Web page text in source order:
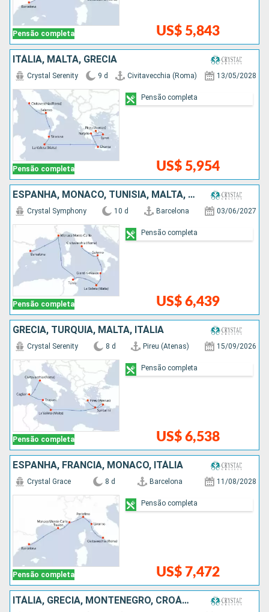
Pensão completa US$ 5,843
ITÁLIA, MALTA, GRÉCIA
Pensão completa
Crystal Serenity 9 d Civitavecchia (Roma) 13/05/2028
US$ 5,954
Pensão completa
ESPANHA, MÔNACO, TUNÍSIA, MALTA, ITÁLIA
Pensão completa
Crystal Symphony 10 d Barcelona 03/06/2027
US$ 6,439
Pensão completa
GRÉCIA, TURQUIA, MALTA, ITÁLIA
Pensão completa
Crystal Serenity 8 d Pireu (Atenas) 15/09/2026
US$ 6,538
Pensão completa
ESPANHA, FRANCIA, MÔNACO, ITÁLIA
Pensão completa
Crystal Grace 8 d Barcelona 11/08/2028
US$ 7,472
Pensão completa
ITÁLIA, GRÉCIA, MONTENEGRO, CROÁCIA